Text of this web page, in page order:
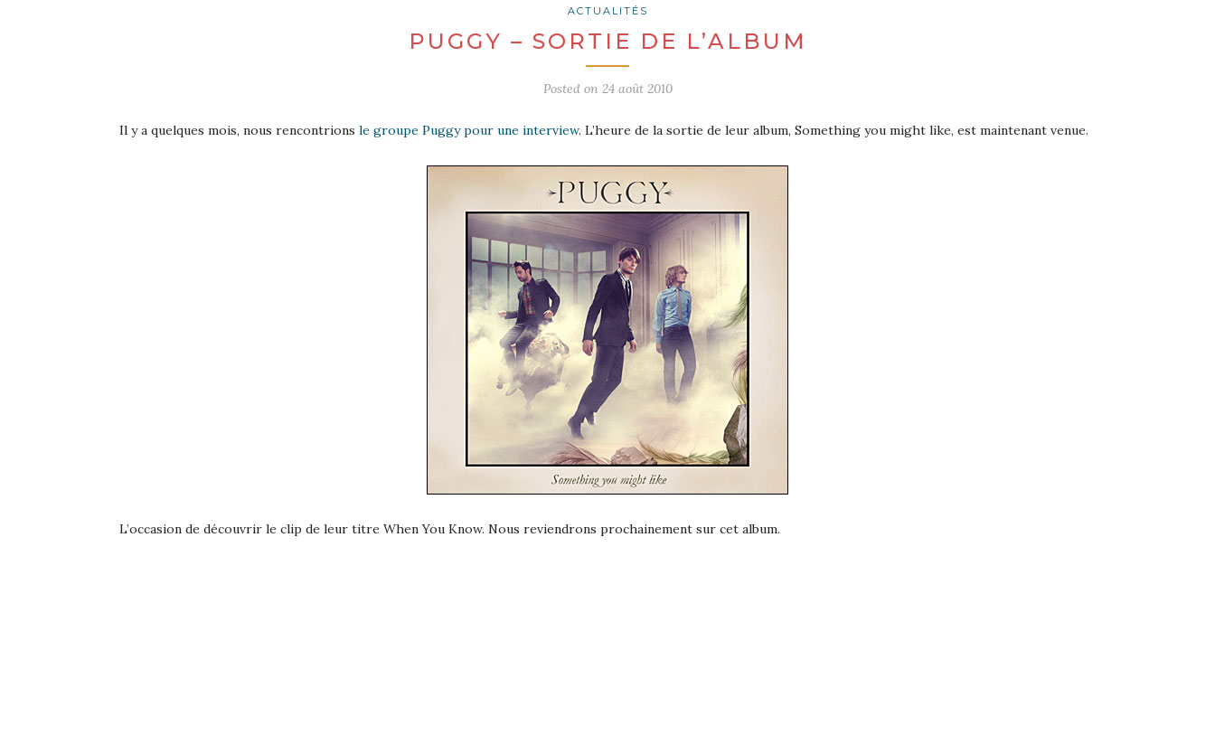
ACTUALITÉS
PUGGY – SORTIE DE L’ALBUM
Posted on 24 août 2010
Il y a quelques mois, nous rencontrions le groupe Puggy pour une interview. L’heure de la sortie de leur album, Something you might like, est maintenant venue.
L’occasion de découvrir le clip de leur titre When You Know. Nous reviendrons prochainement sur cet album.